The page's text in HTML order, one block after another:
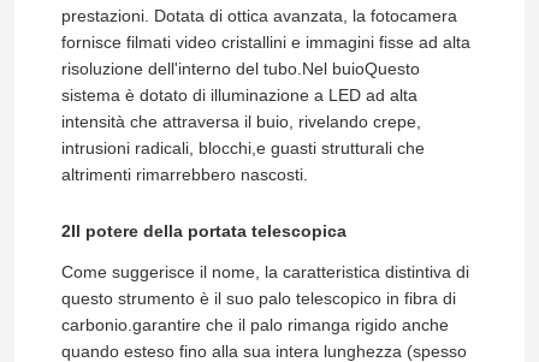
prestazioni. Dotata di ottica avanzata, la fotocamera
fornisce filmati video cristallini e immagini fisse ad alta
risoluzione dell'interno del tubo.Nel buioQuesto
sistema è dotato di illuminazione a LED ad alta
intensità che attraversa il buio, rivelando crepe,
intrusioni radicali, blocchi,e guasti strutturali che
altrimenti rimarrebbero nascosti.
2Il potere della portata telescopica
Come suggerisce il nome, la caratteristica distintiva di
questo strumento è il suo palo telescopico in fibra di
carbonio.garantire che il palo rimanga rigido anche
quando esteso fino alla sua intera lunghezza (spesso